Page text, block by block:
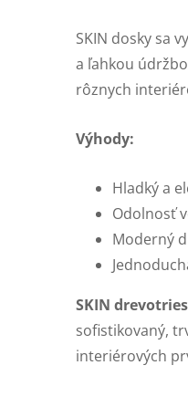
SKIN dosky sa
a ľahkou
rôznych
Výhody:
Hladký a
Odolnosť
Moderný
SKIN
sofistikovaný,
interiérových